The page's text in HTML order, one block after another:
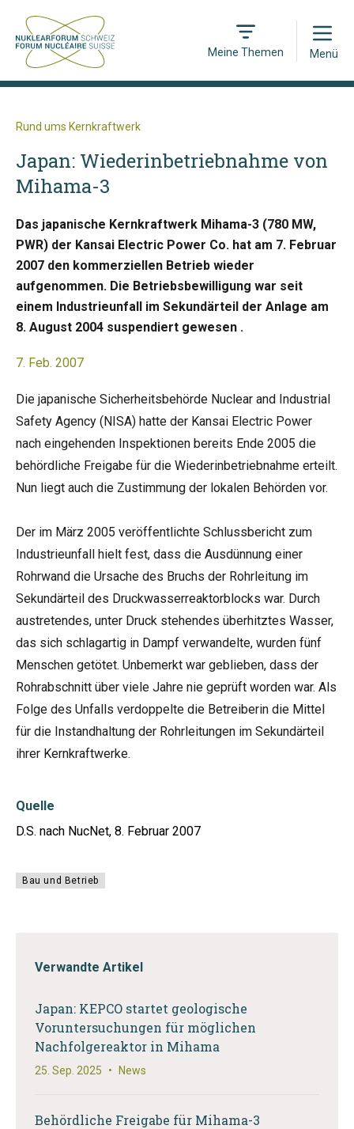
Meine Themen
Open
Menü
Rund ums Kernkraftwerk
Japan: Wiederinbetriebnahme von
Mihama-3
Das japanische Kernkraftwerk Mihama-3 (780 MW,
PWR) der Kansai Electric Power Co. hat am 7. Februar
2007 den kommerziellen Betrieb wieder
aufgenommen. Die Betriebsbewilligung war seit
einem Industrieunfall im Sekundärteil der Anlage am
8. August 2004 suspendiert gewesen .
7. Feb. 2007
Die japanische Sicherheitsbehörde Nuclear and Industrial
Safety Agency (NISA) hatte der Kansai Electric Power
nach eingehenden Inspektionen bereits Ende 2005 die
behördliche Freigabe für die Wiederinbetriebnahme erteilt.
Nun liegt auch die Zustimmung der lokalen Behörden vor.
Der im März 2005 veröffentlichte Schlussbericht zum
Industrieunfall hielt fest, dass die Ausdünnung einer
Rohrwand die Ursache des Bruchs der Rohrleitung im
Sekundärteil des Druckwasserreaktorblocks war. Durch
austretendes, unter Druck stehendes überhitztes Wasser,
das sich schlagartig in Dampf verwandelte, wurden fünf
Menschen getötet. Unbemerkt war geblieben, dass der
Rohrabschnitt über viele Jahre nie geprüft worden war. Als
Folge des Unfalls verdoppelte die Betreiberin die Mittel
für die Instandhaltung der Rohrleitungen im Sekundärteil
ihrer Kernkraftwerke.
Quelle
D.S. nach NucNet, 8. Februar 2007
Bau und Betrieb
Verwandte Artikel
Japan: KEPCO startet geologische
Voruntersuchungen für möglichen
Nachfolgereaktor in Mihama
25. Sep. 2025 • News
Behördliche Freigabe für Mihama-3